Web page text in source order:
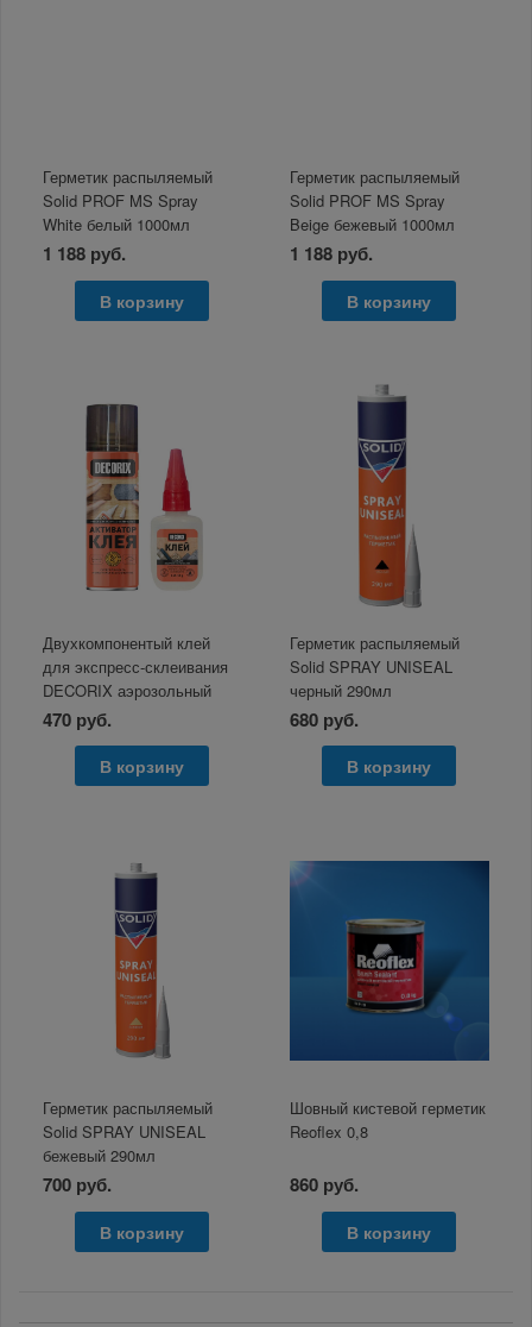
Герметик распыляемый
Solid PROF MS Spray
White белый 1000мл
евробалон
1 188 руб.
В корзину
Герметик распыляемый
Solid PROF MS Spray
Beige бежевый 1000мл
евробалон
1 188 руб.
В корзину
Двухкомпонентый клей
для экспресс-склеивания
DECORIX аэрозольный
активатор 270мл+клей 50г
470 руб.
В корзину
Герметик распыляемый
Solid SPRAY UNISEAL
черный 290мл
680 руб.
В корзину
Герметик распыляемый
Solid SPRAY UNISEAL
бежевый 290мл
700 руб.
В корзину
Шовный кистевой герметик
Reoflex 0,8
860 руб.
В корзину